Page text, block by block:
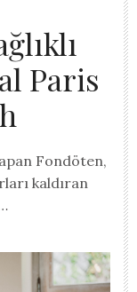
Paris
Fondöten,
kaldıran